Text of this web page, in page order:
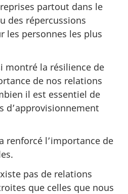
partout dans le
des répercussions
les personnes les plus
montré la résilience de
de nos relations
il est essentiel de
d’approvisionnement
renforcé l’importance de
pas de relations
que celles que nous